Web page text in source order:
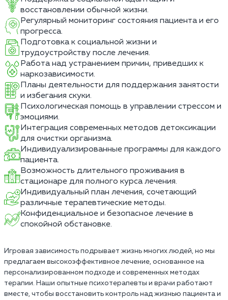
восстановлении обычной жизни.
Регулярный мониторинг состояния пациента и его
прогресса.
Подготовка к социальной жизни и
трудоустройству после лечения.
Работа над устранением причин, приведших к
наркозависимости.
Планы деятельности для поддержания занятости
и избегания скуки.
Психологическая помощь в управлении стрессом и
эмоциями.
Интеграция современных методов детоксикации
для очистки организма.
Индивидуализированные программы для каждого
пациента.
Возможность длительного проживания в
стационаре для полного курса лечения.
Индивидуальный план лечения, сочетающий
различные терапевтические методы.
Конфиденциальное и безопасное лечение в
спокойной обстановке.
Игровая зависимость подрывает жизнь многих людей, но мы
предлагаем высокоэффективное лечение, основанное на
персонализированном подходе и современных методах
терапии. Наши опытные психотерапевты и врачи работают
вместе, чтобы восстановить контроль над жизнью пациента и